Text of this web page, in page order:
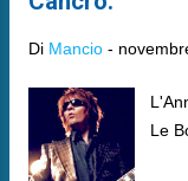
Di Mancio -
Le